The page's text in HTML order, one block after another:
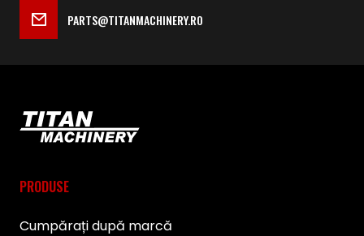
PARTS@TITANMACHINERY.RO
PRODUSE
Cumpărați după marcă